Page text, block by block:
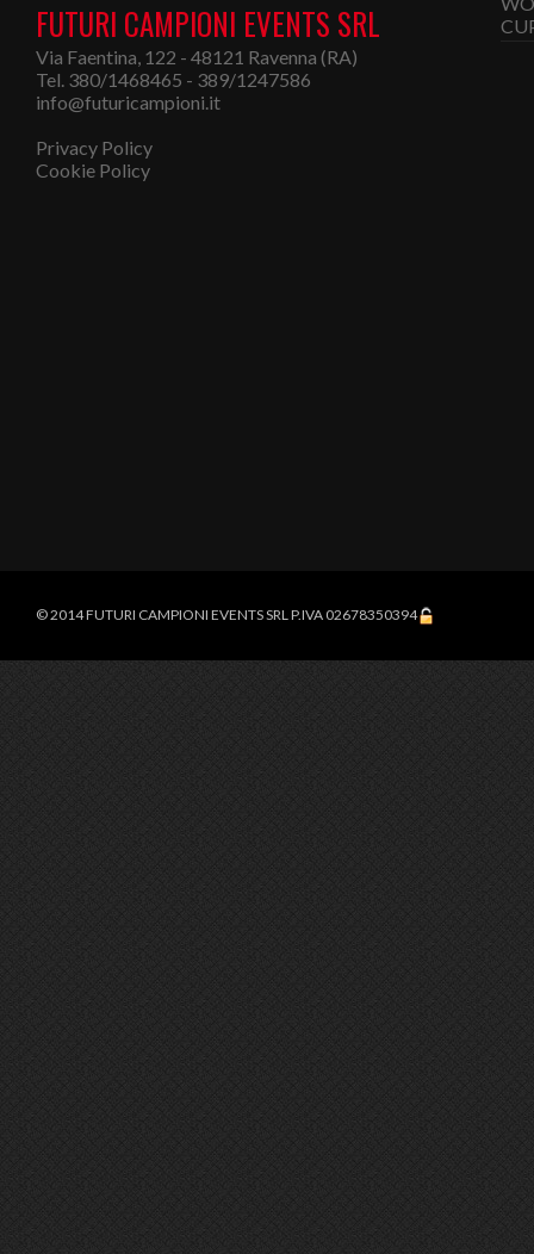
FUTURI CAMPIONI EVENTS SRL
Via Faentina, 122 - 48121 Ravenna (RA)
Tel. 380/1468465 - 389/1247586
info@futuricampioni.it
Privacy Policy
Cookie Policy
© 2014 FUTURI CAMPIONI EVENTS SRL P.IVA 02678350394